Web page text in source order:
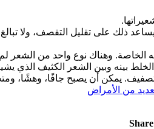
ذلك على تقليل التقصف، ولا
وهناك نوع واحد من الشعر
بينه وبين الشعر الكثيف الذي
يمكن أن يصبح جافًا، وهشًا،
من الأمراض
Share